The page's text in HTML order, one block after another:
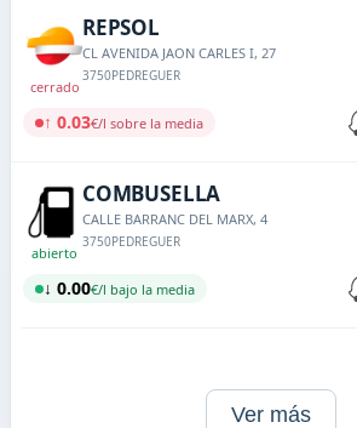
cerrado
REPSOL
CL AVENIDA JAON CARLES I, 27
3750PEDREGUER
↑ 0.03€/l sobre la media
abierto
COMBUSELLA
CALLE BARRANC DEL MARX, 4
3750PEDREGUER
↓ 0.00€/l bajo la media
Ver más